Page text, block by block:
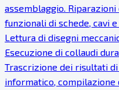
assemblaggio.
funzionali di schede, cavi
Lettura di disegni
Esecuzione di collaudi
Trascrizione dei risultati
informatico, compilazione